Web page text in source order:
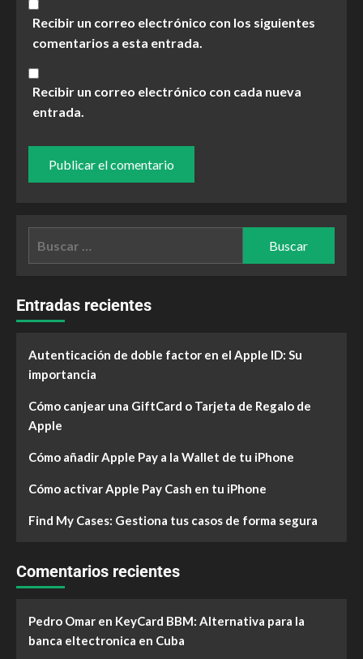
Recibir un correo electrónico con los siguientes
comentarios a esta entrada.
Recibir un correo electrónico con cada nueva
entrada.
Entradas recientes
Autenticación de doble factor en el Apple ID: Su
importancia
Cómo canjear una GiftCard o Tarjeta de Regalo de
Apple
Cómo añadir Apple Pay a la Wallet de tu iPhone
Cómo activar Apple Pay Cash en tu iPhone
Find My Cases: Gestiona tus casos de forma segura
Comentarios recientes
Pedro Omar en KeyCard BBM: Alternativa para la
banca eltectronica en Cuba